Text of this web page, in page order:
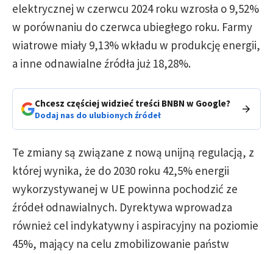
elektrycznej w czerwcu 2024 roku wzrosła o 9,52%
w porównaniu do czerwca ubiegłego roku. Farmy
wiatrowe miały 9,13% wkładu w produkcję energii,
a inne odnawialne źródła już 18,28%.
Chcesz częściej widzieć treści BNBN w Google?
Dodaj nas do ulubionych źródeł
Te zmiany są związane z nową unijną regulacją, z
której wynika, że do 2030 roku 42,5% energii
wykorzystywanej w UE powinna pochodzić ze
źródeł odnawialnych. Dyrektywa wprowadza
również cel indykatywny i aspiracyjny na poziomie
45%, mający na celu zmobilizowanie państw